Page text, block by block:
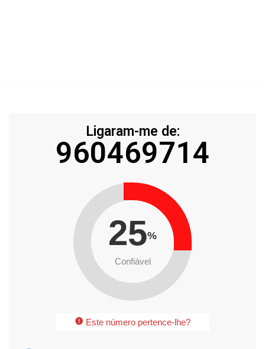
Ligaram-me de:
960469714
25%
Confiável
Este número pertence-lhe?